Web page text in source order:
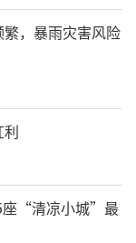
，暴雨灾害风险
座“清凉小城”最